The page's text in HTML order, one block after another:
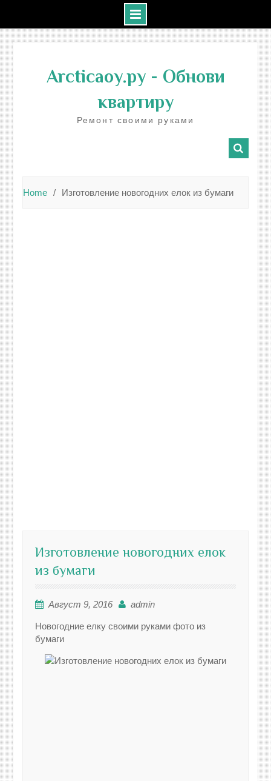
contentArcticaoy.ру- Обнови
квартиру
Ремонт своими руками
Home Изготовление новогодних елок из бумаги
Изготовление новогодних елок
из бумаги
Август 9, 2016 admin
Новогодние елку своими руками фото из
бумаги